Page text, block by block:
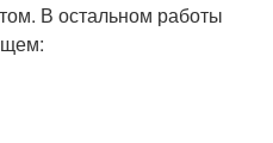
В остальном работы